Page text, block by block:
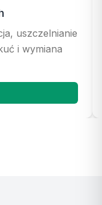
uszczelnianie
i wymiana